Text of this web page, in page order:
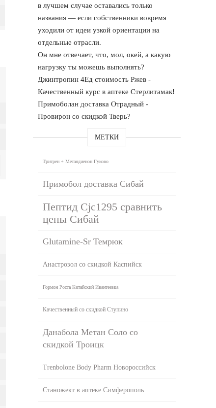
в лучшем случае оставались только
названия — если собственники вовремя
уходили от идеи узкой ориентации на
отдельные отрасли.
Он мне отвечает, что, мол, окей, а какую
нагрузку ты можешь выполнять?
Джинтропин 4Ед стоимость Ржев -
Качественный курс в аптеке Стерлитамак!
Примоболан доставка Отрадный -
Провирон со скидкой Тверь?
МЕТКИ
Тритрен + Метандиенон Гуково
Примобол доставка Сибай
Пептид Cjc1295 сравнить
цены Сибай
Glutamine-Sr Темрюк
Анастрозол со скидкой Каспийск
Гормон Роста Китайский Ивантеевка
Качественный со скидкой Ступино
Данабола Метан Соло со
скидкой Троицк
Trenbolone Body Pharm Новороссийск
Станожект в аптеке Симферополь